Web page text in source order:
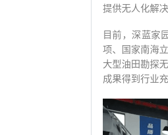
提供无人化解
目前，深蓝家
项、国家南海
大型油田勘探
成果得到行业充